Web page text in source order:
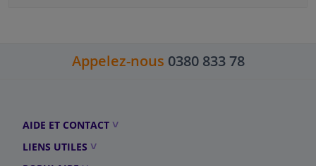
Appelez-nous 0380 833 78
AIDE ET CONTACT
LIENS UTILES